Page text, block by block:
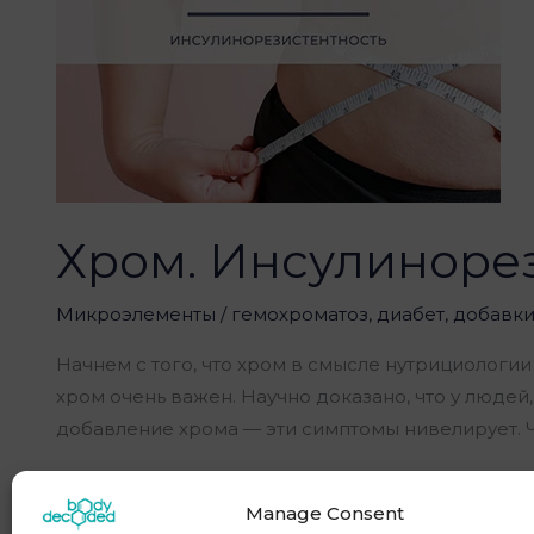
Manage Consent
Хром.
Микроэлементы / гемохроматоз, диабет, добавки
Начнем с того, что хром в смысле
хром очень важен. Научно доказано, что у
добавление хрома — эти симптомы нивелирует.